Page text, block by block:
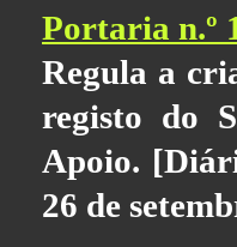
Portaria n.º
Regula a
registo do
Apoio.
26 de